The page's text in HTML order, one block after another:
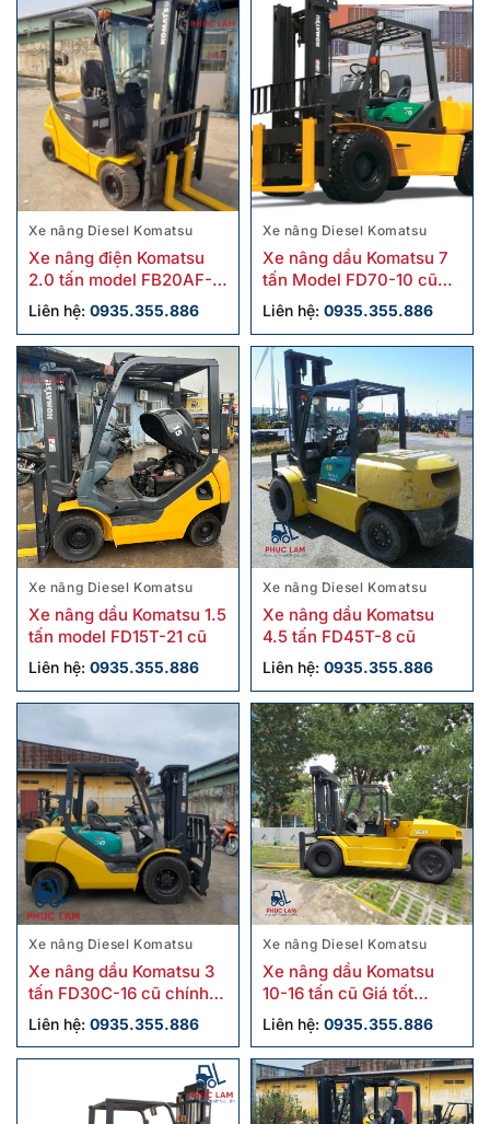
Xe nâng Diesel Komatsu
Xe nâng điện Komatsu
2.0 tấn model FB20AF-
12 cũ sx 2018
Liên hệ: 0935.355.886
Xe nâng Diesel Komatsu
Xe nâng dầu Komatsu 7
tấn Model FD70-10 cũ
chính hãng
Liên hệ: 0935.355.886
Xe nâng Diesel Komatsu
Xe nâng dầu Komatsu 1.5
tấn model FD15T-21 cũ
Liên hệ: 0935.355.886
Xe nâng Diesel Komatsu
Xe nâng dầu Komatsu
4.5 tấn FD45T-8 cũ
Liên hệ: 0935.355.886
Xe nâng Diesel Komatsu
Xe nâng dầu Komatsu 3
tấn FD30C-16 cũ chính
hãng
Liên hệ: 0935.355.886
Xe nâng Diesel Komatsu
Xe nâng dầu Komatsu
10-16 tấn cũ Giá tốt
Chính hãng
Liên hệ: 0935.355.886